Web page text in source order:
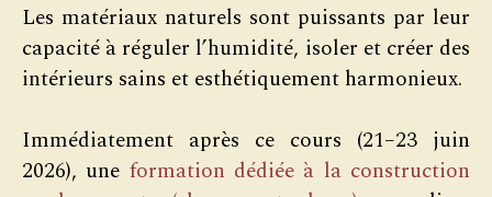
Les matériaux naturels sont puissants par leur
capacité à réguler l’humidité, isoler et créer des
intérieurs sains et esthétiquement harmonieux.
Immédiatement après ce cours (21–23 juin
2026), une formation dédiée à la construction